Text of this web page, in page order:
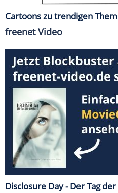
Cartoons zu trendigen
freenet Video
Disclosure Day - Der Tag